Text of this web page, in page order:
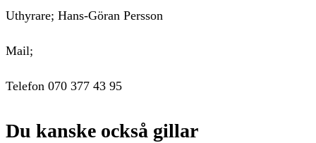
Uthyrare; Hans-Göran Persson
Mail;
Telefon 070 377 43 95
Du kanske också gillar